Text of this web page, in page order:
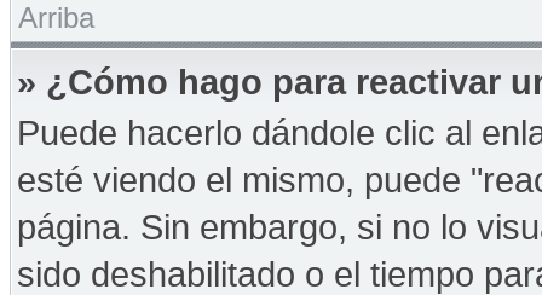
Arriba
» ¿Cómo hago para reactivar
Puede hacerlo dándole clic al
esté viendo el mismo, puede
página. Sin embargo, si no lo
sido deshabilitado o el tiempo